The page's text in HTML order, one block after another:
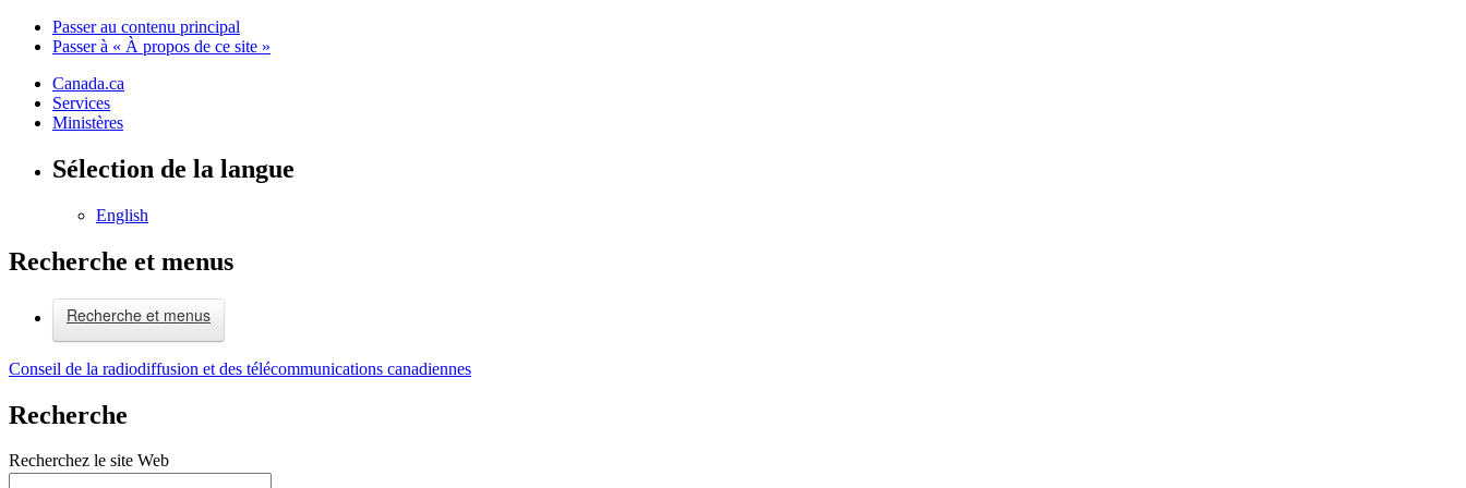
Passer au contenu principal
Passer à « À propos de ce site »
Canada.ca
Services
Ministères
Sélection de la langue
English
Recherche et menus
Recherche et menus
Conseil de la radiodiffusion et des télécommunications canadiennes
Recherche
Recherchez le site Web